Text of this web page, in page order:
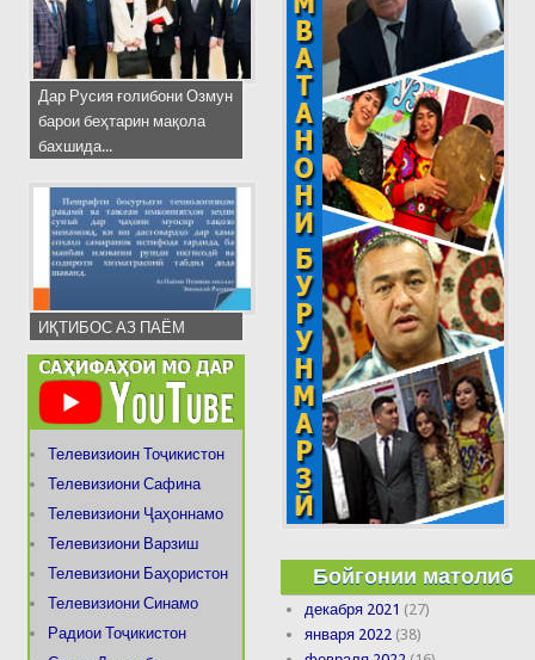
Дар Русия ғолибони Озмун
барои беҳтарин мақола
бахшида...
ИҚТИБОС АЗ ПАЁМ
Телевизиоин Тоҷикистон
Телевизиони Сафина
Телевизиони Ҷаҳоннамо
Телевизиони Варзиш
Телевизиони Баҳористон
Телевизиони Синамо
Радиои Тоҷикистон
Бойгонии матолиб
декабря 2021 (27)
января 2022 (38)